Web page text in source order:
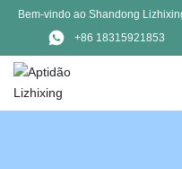
Bem-vindo ao Shandong
+86 18315921853